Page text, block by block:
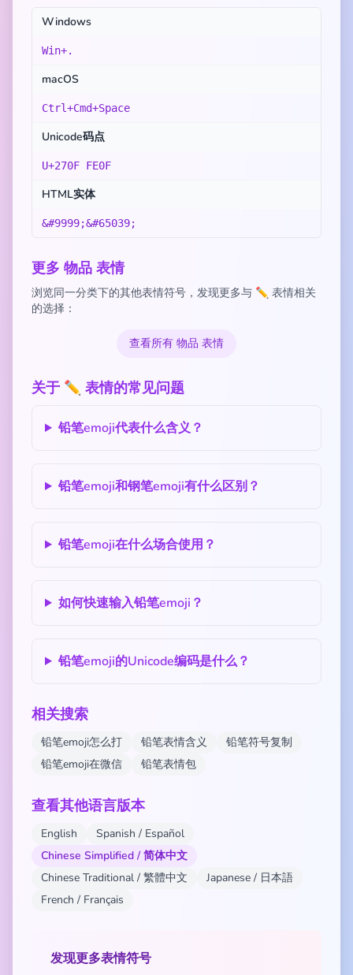
Windows
Win+.
macOS
Ctrl+Cmd+Space
Unicode码点
U+270F FE0F
HTML实体
&#9999;&#65039;
更多 物品 表情
浏览同一分类下的其他表情符号，发现更多与 ✏️ 表情相关
的选择：
查看所有 物品 表情
关于 ✏️ 表情的常见问题
铅笔emoji代表什么含义？
铅笔emoji和钢笔emoji有什么区别？
铅笔emoji在什么场合使用？
如何快速输入铅笔emoji？
铅笔emoji的Unicode编码是什么？
相关搜索
铅笔emoji怎么打 铅笔表情含义
铅笔符号复制
铅笔emoji在微信
铅笔表情包
查看其他语言版本
English
Spanish / Español
Chinese Simplified / 简体中文
Chinese Traditional / 繁體中文
Japanese / 日本語
French / Français
发现更多表情符号